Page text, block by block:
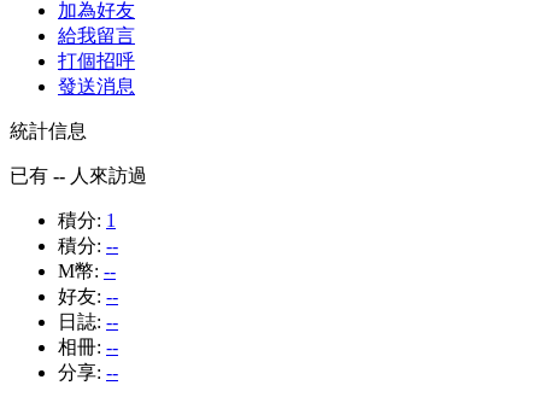
加為好友
給我留言
打個招呼
發送消息
統計信息
已有 -- 人來訪過
積分: 1
積分: --
M幣: --
好友: --
日誌: --
相冊: --
分享: --